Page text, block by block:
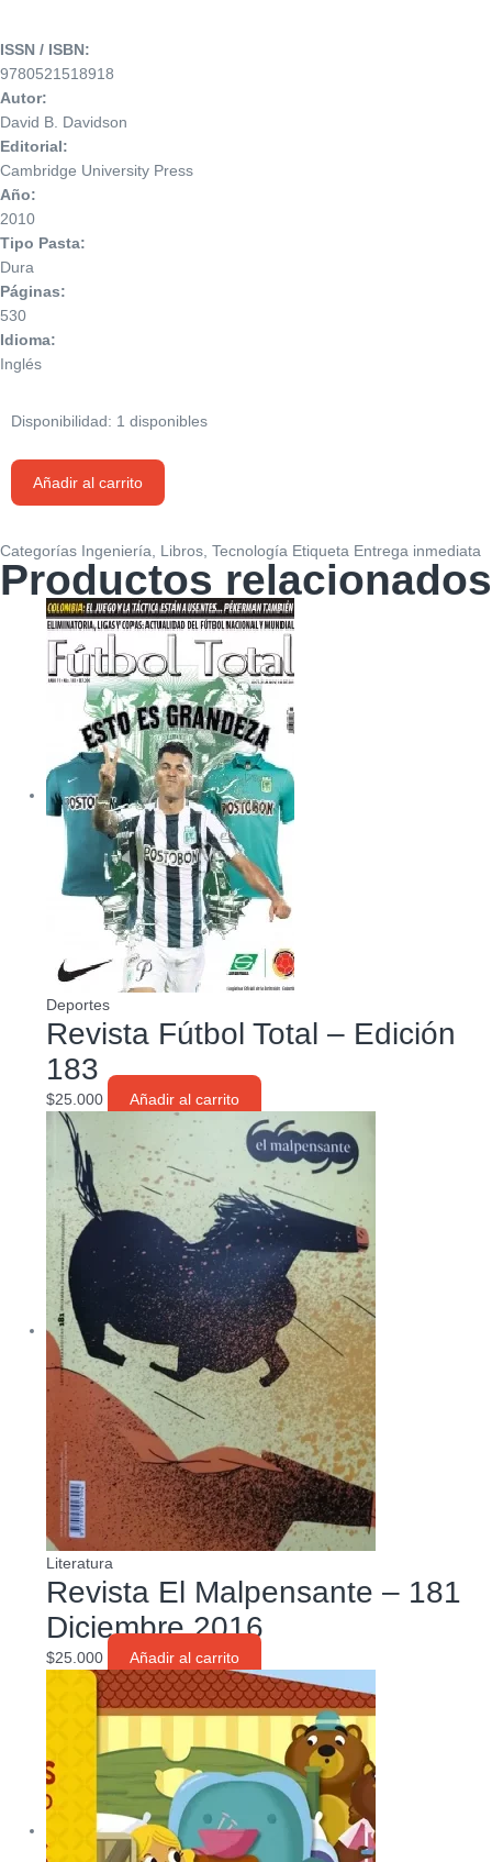
ISSN / ISBN:
9780521518918
Autor:
David B. Davidson
Editorial:
Cambridge University Press
Año:
2010
Tipo Pasta:
Dura
Páginas:
530
Idioma:
Inglés
Disponibilidad: 1 disponibles
Computational
Electromagnetics
RF
and
Microwave
Engineering
cantidad
Añadir al carrito
Categorías Ingeniería, Libros, Tecnología Etiqueta Entrega inmediata
Productos relacionados
Deportes
Revista Fútbol Total – Edición
183
$25.000 Añadir al carrito
Literatura
Revista El Malpensante – 181
Diciembre 2016
$25.000 Añadir al carrito